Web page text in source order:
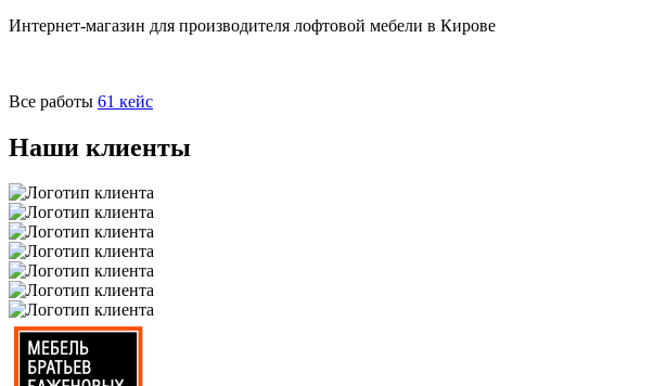
Интернет-магазин для производителя лофтовой мебели в Кирове
Все работы 61 кейс
Наши клиенты